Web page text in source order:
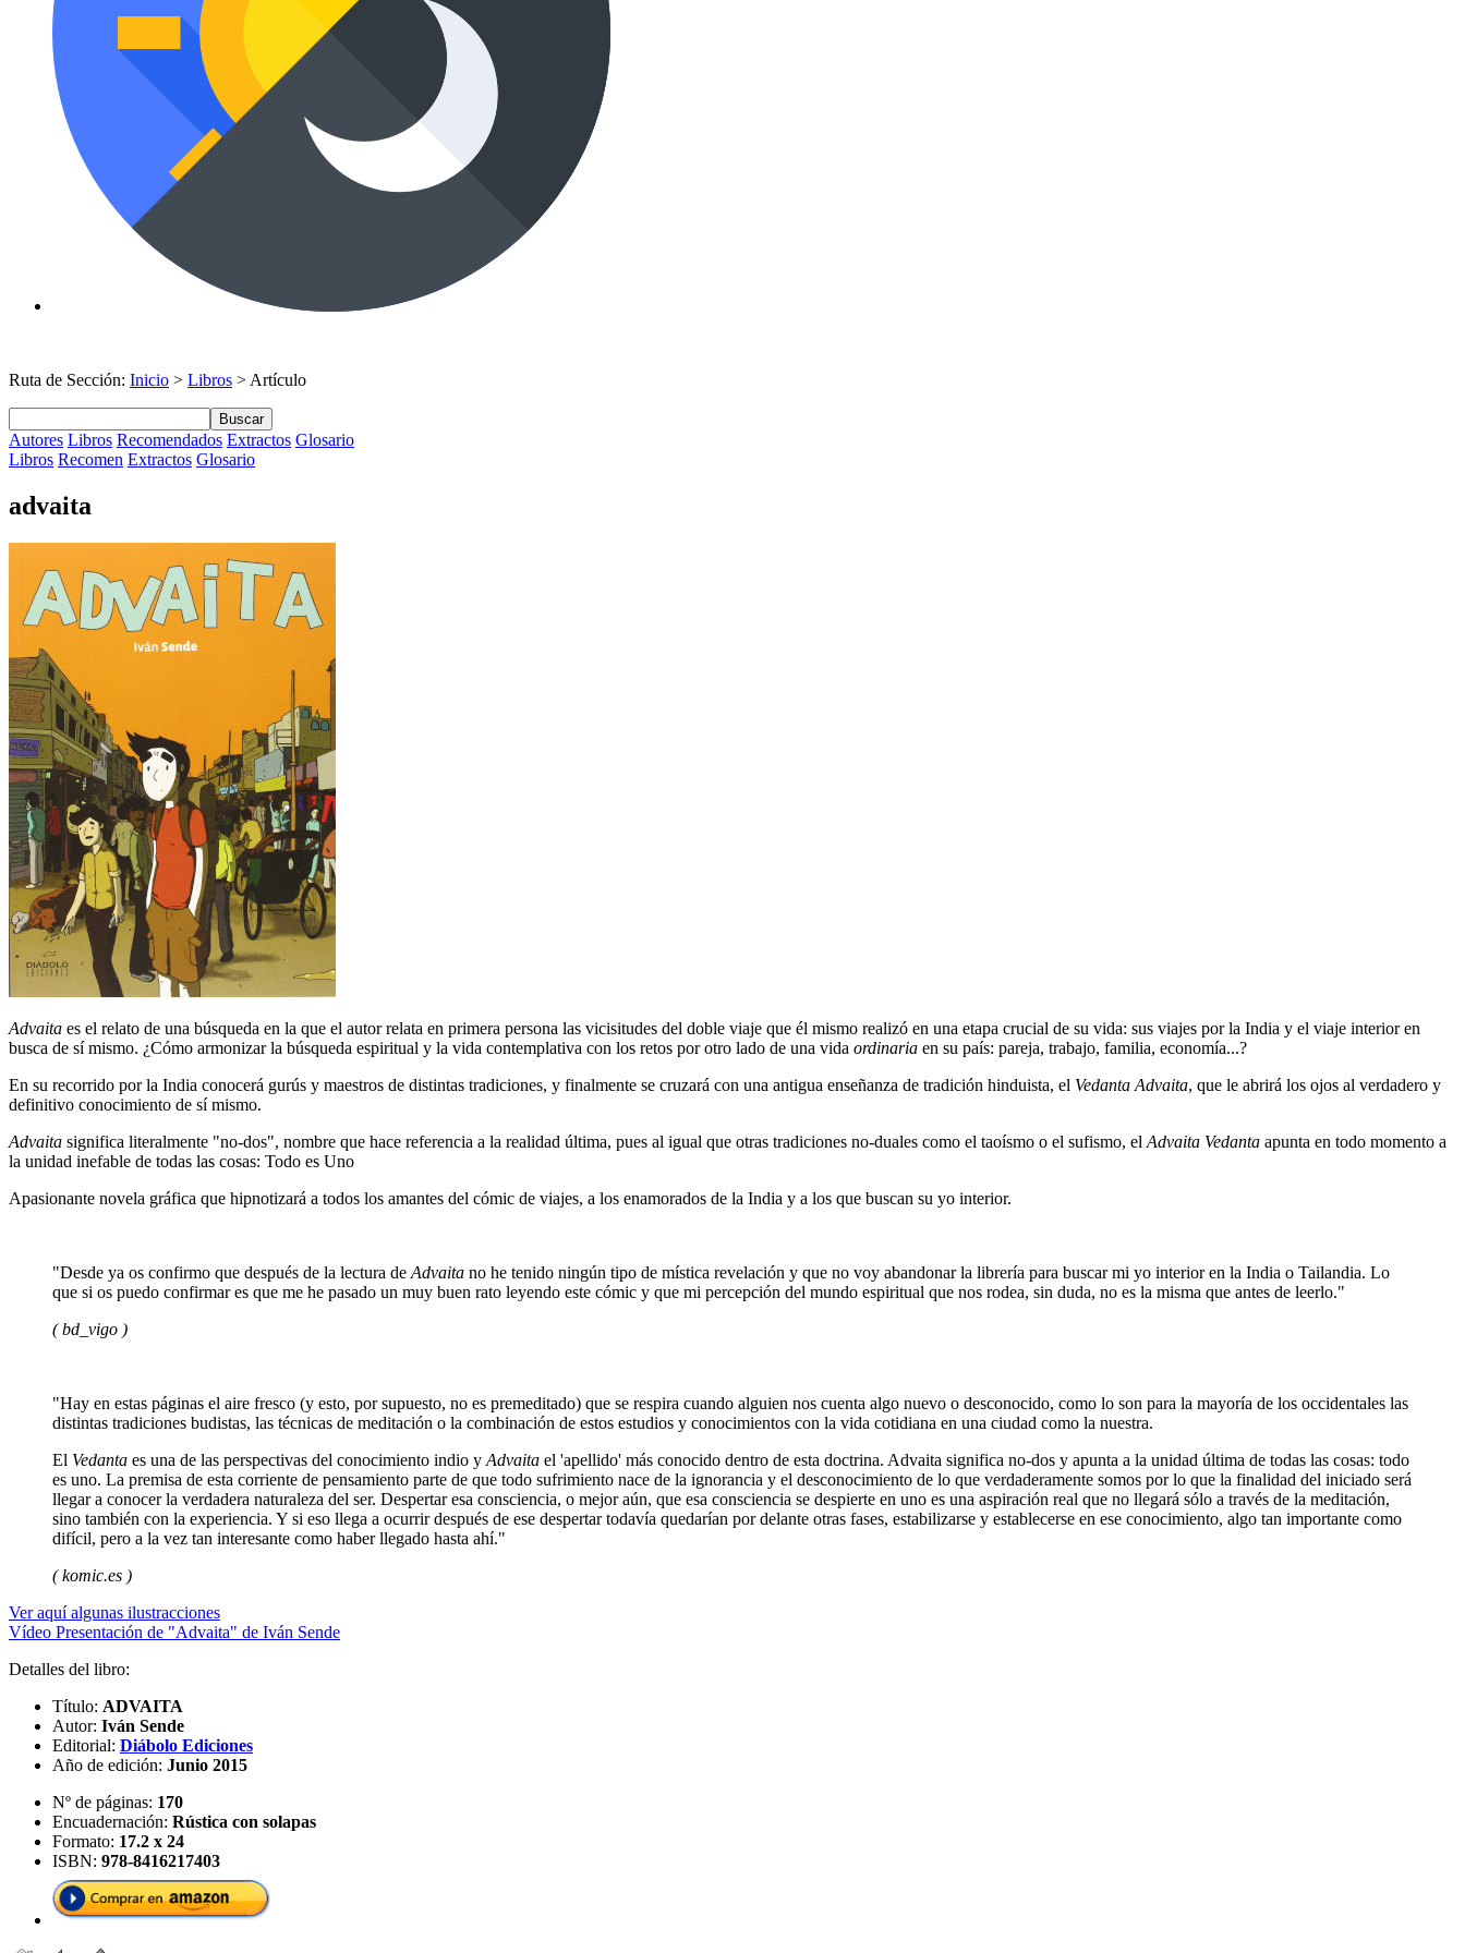
Ruta de Sección: Inicio > Libros > Artículo
Buscar
Autores Libros Recomendados Extractos Glosario
Libros Recomen Extractos Glosario
advaita
Advaita es el relato de una búsqueda en la que el autor relata en primera persona las vicisitudes del doble viaje que él mismo realizó en una etapa crucial de su vida: sus viajes por la India y el viaje interior en
busca de sí mismo. ¿Cómo armonizar la búsqueda espiritual y la vida contemplativa con los retos por otro lado de una vida ordinaria en su país: pareja, trabajo, familia, economía...?
En su recorrido por la India conocerá gurús y maestros de distintas tradiciones, y finalmente se cruzará con una antigua enseñanza de tradición hinduista, el Vedanta Advaita, que le abrirá los ojos al verdadero y
definitivo conocimiento de sí mismo.
Advaita significa literalmente "no-dos", nombre que hace referencia a la realidad última, pues al igual que otras tradiciones no-duales como el taoísmo o el sufismo, el Advaita Vedanta apunta en todo momento a
la unidad inefable de todas las cosas: Todo es Uno
Apasionante novela gráfica que hipnotizará a todos los amantes del cómic de viajes, a los enamorados de la India y a los que buscan su yo interior.
"Desde ya os confirmo que después de la lectura de Advaita no he tenido ningún tipo de mística revelación y que no voy abandonar la librería para buscar mi yo interior en la India o Tailandia. Lo
que si os puedo confirmar es que me he pasado un muy buen rato leyendo este cómic y que mi percepción del mundo espiritual que nos rodea, sin duda, no es la misma que antes de leerlo."
( bd_vigo )
"Hay en estas páginas el aire fresco (y esto, por supuesto, no es premeditado) que se respira cuando alguien nos cuenta algo nuevo o desconocido, como lo son para la mayoría de los occidentales las
distintas tradiciones budistas, las técnicas de meditación o la combinación de estos estudios y conocimientos con la vida cotidiana en una ciudad como la nuestra.
El Vedanta es una de las perspectivas del conocimiento indio y Advaita el 'apellido' más conocido dentro de esta doctrina. Advaita significa no-dos y apunta a la unidad última de todas las cosas: todo
es uno. La premisa de esta corriente de pensamiento parte de que todo sufrimiento nace de la ignorancia y el desconocimiento de lo que verdaderamente somos por lo que la finalidad del iniciado será
llegar a conocer la verdadera naturaleza del ser. Despertar esa consciencia, o mejor aún, que esa consciencia se despierte en uno es una aspiración real que no llegará sólo a través de la meditación,
sino también con la experiencia. Y si eso llega a ocurrir después de ese despertar todavía quedarían por delante otras fases, estabilizarse y establecerse en ese conocimiento, algo tan importante como
difícil, pero a la vez tan interesante como haber llegado hasta ahí."
( komic.es )
Ver aquí algunas ilustracciones
Vídeo Presentación de "Advaita" de Iván Sende
Detalles del libro:
Título: ADVAITA
Autor: Iván Sende
Editorial: Diábolo Ediciones
Año de edición: Junio 2015
Nº de páginas: 170
Encuadernación: Rústica con solapas
Formato: 17.2 x 24
ISBN: 978-8416217403